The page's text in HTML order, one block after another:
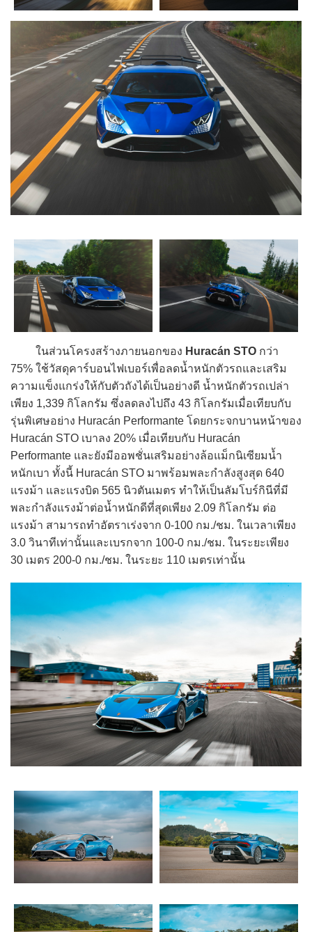
ในส่วนโครงสร้างภายนอกของ Huracán STO กว่า
75% ใช้วัสดุคาร์บอนไฟเบอร์เพื่อลดน้ำหนักตัวรถและเสริม
ความแข็งแกร่งให้กับตัวถังได้เป็นอย่างดี น้ำหนักตัวรถเปล่า
เพียง 1,339 กิโลกรัม ซึ่งลดลงไปถึง 43 กิโลกรัมเมื่อเทียบกับ
รุ่นพิเศษอย่าง Huracán Performante โดยกระจกบานหน้าของ
Huracán STO เบาลง 20% เมื่อเทียบกับ Huracán
Performante และยังมีออพชั่นเสริมอย่างล้อแม็กนิเซียมน้ำ
หนักเบา ทั้งนี้ Huracán STO มาพร้อมพละกำลังสูงสุด 640
แรงม้า และแรงบิด 565 นิวตันเมตร ทำให้เป็นลัมโบร์กินีที่มี
พละกำลังแรงม้าต่อน้ำหนักดีที่สุดเพียง 2.09 กิโลกรัม ต่อ
แรงม้า สามารถทำอัตราเร่งจาก 0-100 กม./ชม. ในเวลาเพียง
3.0 วินาทีเท่านั้นและเบรกจาก 100-0 กม./ชม. ในระยะเพียง
30 เมตร 200-0 กม./ชม. ในระยะ 110 เมตรเท่านั้น